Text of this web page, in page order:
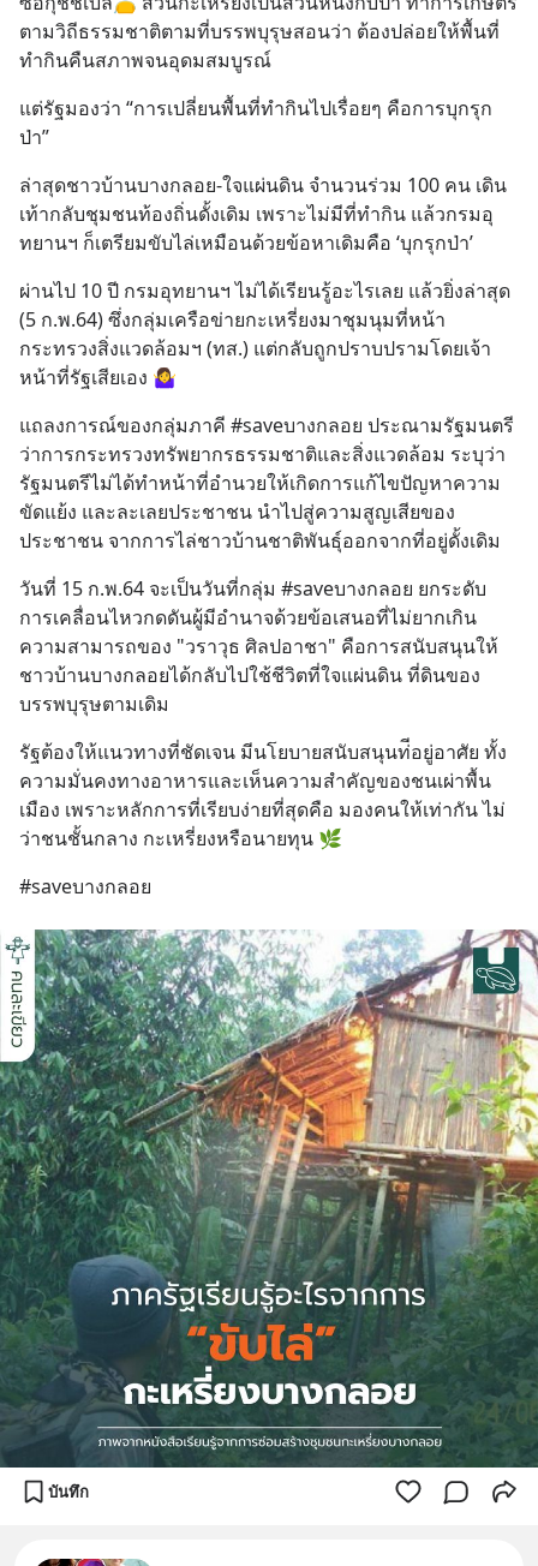
ตามวิถีธรรมชาติตามที่บรรพบุรุษสอนว่า ต้องปล่อยให้พื้นที่
ทำกินคืนสภาพจนอุดมสมบูรณ์
แต่รัฐมองว่า “การเปลี่ยนพื้นที่ทำกินไปเรื่อยๆ คือการบุกรุก
ป่า”
ล่าสุดชาวบ้านบางกลอย-ใจแผ่นดิน จำนวนร่วม 100 คน เดิน
เท้ากลับชุมชนท้องถิ่นดั้งเดิม เพราะไม่มีที่ทำกิน แล้วกรมอุ
ทยานฯ ก็เตรียมขับไล่เหมือนด้วยข้อหาเดิมคือ ‘บุกรุกป่า’
ผ่านไป 10 ปี กรมอุทยานฯ ไม่ได้เรียนรู้อะไรเลย แล้วยิ่งล่าสุด
(5 ก.พ.64) ซึ่งกลุ่มเครือข่ายกะเหรี่ยงมาชุมนุมที่หน้า
กระทรวงสิ่งแวดล้อมฯ (ทส.) แต่กลับถูกปราบปรามโดยเจ้า
หน้าที่รัฐเสียเอง 🤷‍♀️
แถลงการณ์ของกลุ่มภาคี #saveบางกลอย ประณามรัฐมนตรี
ว่าการกระทรวงทรัพยากรธรรมชาติและสิ่งแวดล้อม ระบุว่า
รัฐมนตรีไม่ได้ทำหน้าที่อำนวยให้เกิดการแก้ไขปัญหาความ
ขัดแย้ง และละเลยประชาชน นำไปสู่ความสูญเสียของ
ประชาชน จากการไล่ชาวบ้านชาติพันธุ์ออกจากที่อยู่ดั้งเดิม
วันที่ 15 ก.พ.64 จะเป็นวันที่กลุ่ม #saveบางกลอย ยกระดับ
การเคลื่อนไหวกดดันผู้มีอำนาจด้วยข้อเสนอที่ไม่ยากเกิน
ความสามารถของ "วราวุธ ศิลปอาชา" คือการสนับสนุนให้
ชาวบ้านบางกลอยได้กลับไปใช้ชีวิตที่ใจแผ่นดิน ที่ดินของ
บรรพบุรุษตามเดิม
รัฐต้องให้แนวทางที่ชัดเจน มีนโยบายสนับสนุนท่ีอยู่อาศัย ทั้ง
ความมั่นคงทางอาหารและเห็นความสำคัญของชนเผ่าพื้น
เมือง เพราะหลักการที่เรียบง่ายที่สุดคือ มองคนให้เท่ากัน ไม่
ว่าชนชั้นกลาง กะเหรี่ยงหรือนายทุน 🌿
#saveบางกลอย
บันทึก